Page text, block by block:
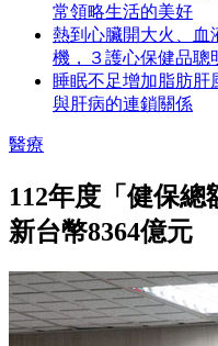
常領略生活的美好
熱到心臟開大火、血
機，３護心保健品聰
睡眠不足增加脂肪肝
與肝病的連鎖關係
醫療
112年度「健保
新台幣8364億元